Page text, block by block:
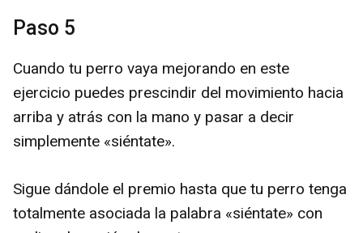
Paso 5
Cuando tu perro vaya mejorando en este
ejercicio puedes prescindir del movimiento hacia
arriba y atrás con la mano y pasar a decir
simplemente «siéntate».
Sigue dándole el premio hasta que tu perro tenga
totalmente asociada la palabra «siéntate» con